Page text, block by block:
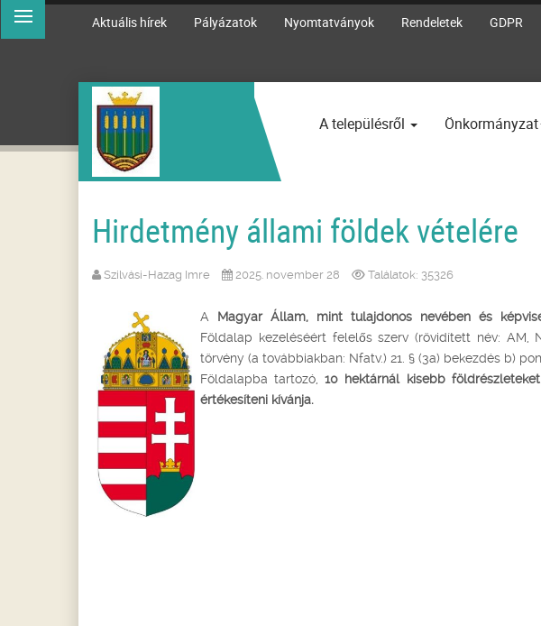
Aktuális hírek Pályázatok Nyomtatványok Rendeletek GDPR
A településről Önkormányzat
Hirdetmény állami földek vételére
Szilvási-Hazag Imre 2025. november 28 Találatok: 35326
A Magyar Állam, mint tulajdonos nevében és
Földalap kezeléséért felelős szerv (rövidített név: AM,
törvény (a továbbiakban: Nfatv.) 21. § (3a) bekezdés b)
Földalapba tartozó,10 hektárnál kisebb
értékesíteni kívánja.